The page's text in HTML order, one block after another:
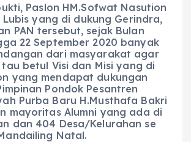
Paslon HM.Sofwat Nasution
Lubis yang di dukung Gerindra,
PAN tersebut, sejak Bulan
22 September 2020 banyak
dari masyarakat agar
betul Visi dan Misi yang di
yang mendapat dukungan
Pondok Pesantren
Purba Baru H.Musthafa Bakri
mayoritas Alumni yang ada di
dan 404 Desa/Kelurahan se
Natal.